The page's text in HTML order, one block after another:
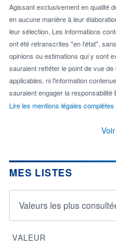
Agissant exclusivement en qualité
en aucune manière à leur
leur sélection. Les informations
ont été retranscrites "en l'état",
opinions ou estimations qui y sont
sauraient refléter le point de vue
applicables, ni l'information
sauraient engager la responsabilité
Lire les mentions légales complètes
MES LISTES
Valeurs les plus
VALEUR